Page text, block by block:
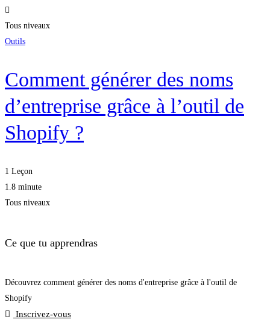
Tous niveaux
Outils
Comment générer des noms
d’entreprise grâce à l’outil de
Shopify ?
1 Leçon
1.8 minute
Tous niveaux
Ce que tu apprendras
Découvrez comment générer des noms d'entreprise grâce à l'outil de
Shopify
Inscrivez-vous